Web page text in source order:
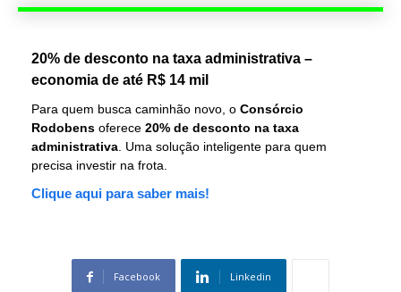
20% de desconto na taxa administrativa –
economia de até R$ 14 mil
Para quem busca caminhão novo, o Consórcio
Rodobens oferece 20% de desconto na taxa
administrativa . Uma solução inteligente para quem
precisa investir na frota.
Clique aqui para saber mais!
Facebook Linkedin